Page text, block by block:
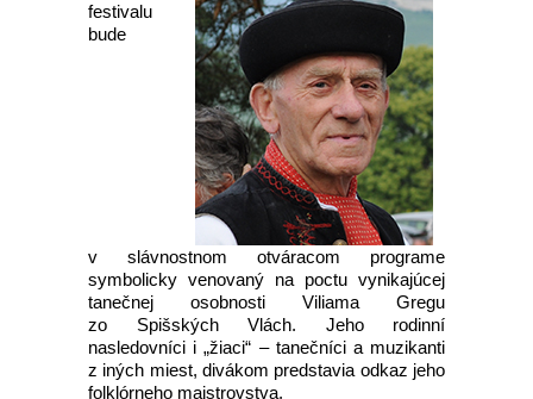
festivalu
bude
v slávnostnom otváracom programe
symbolicky venovaný na poctu vynikajúcej
tanečnej osobnosti Viliama Gregu
zo Spišských Vlách. Jeho rodinní
nasledovníci i „žiaci“ – tanečníci a muzikanti
z iných miest, divákom predstavia odkaz jeho
folklórneho majstrovstva.